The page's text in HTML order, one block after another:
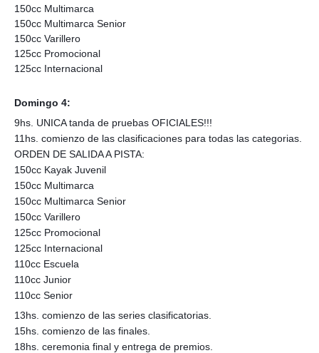
150cc Multimarca
150cc Multimarca Senior
150cc Varillero
125cc Promocional
125cc Internacional
Domingo 4:
9hs. UNICA tanda de pruebas OFICIALES!!!
11hs. comienzo de las clasificaciones para todas las categorias.
ORDEN DE SALIDA A PISTA:
150cc Kayak Juvenil
150cc Multimarca
150cc Multimarca Senior
150cc Varillero
125cc Promocional
125cc Internacional
110cc Escuela
110cc Junior
110cc Senior
13hs. comienzo de las series clasificatorias.
15hs. comienzo de las finales.
18hs. ceremonia final y entrega de premios.